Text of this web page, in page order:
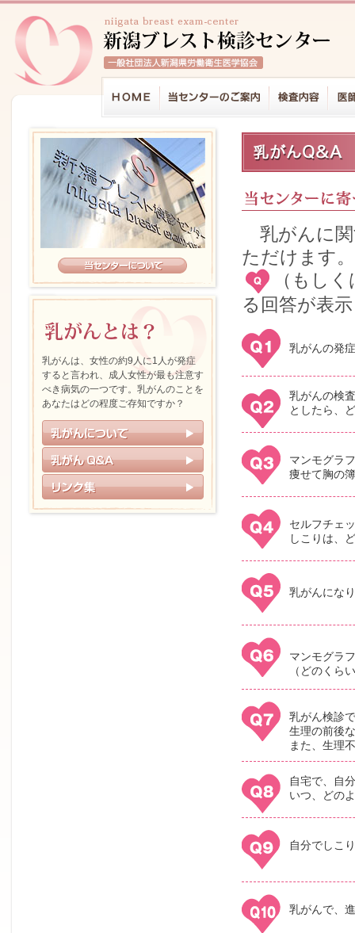
乳がんは、女性の約9人に1人が発症
すると言われ、成人女性が最も注意す
べき病気の一つです。乳がんのことを
あなたはどの程度ご存知ですか？
乳がんに関
ただけます。
（もし
る回答が表
乳がんの発
乳がんの検
としたら、
マンモグラ
痩せて胸の
セルフチェ
しこりは、
乳がんにな
マンモグラ
（どのくら
乳がん検診
生理の前後
また、生理
自宅で、自
いつ、どの
自分でしこ
乳がんで、